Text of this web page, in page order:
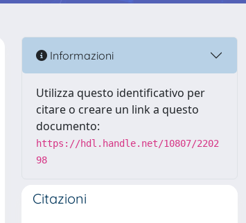
Informazioni
Utilizza questo identificativo per
citare o creare un link a questo
documento:
https://hdl.handle.net/10807/2202
98
Citazioni